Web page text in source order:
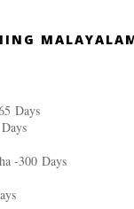
Days
Days
-300 Days